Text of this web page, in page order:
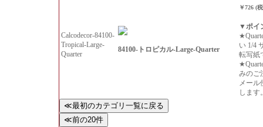
Calcodecor-84100-
Tropical-Large-
Quarter
84100-トロピカル-Large-Quarter
￥726 (
▼ポイ
い 1/4
転写紙
みのご
メール
します